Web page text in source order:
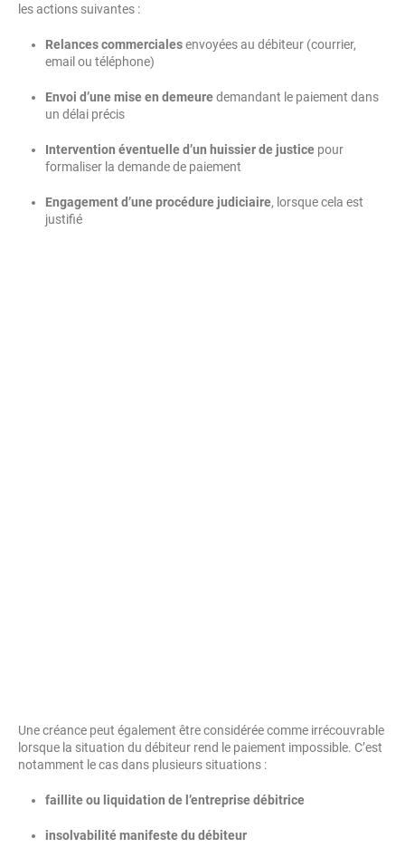
les actions suivantes :
Relances commercialesenvoyées au débiteur (courrier,
email ou téléphone)
Envoi d’une mise en demeuredemandant le paiement dans
un délai précis
Intervention éventuelle d’un huissier de justice pour
formaliser la demande de paiement
Engagement d’une procédure judiciaire, lorsque cela est
justifié
Une créance peut également être considérée comme irrécouvrable
lorsque la situation du débiteur rend le paiement impossible. C’est
notamment le cas dans plusieurs situations :
faillite ou liquidation de l’entreprise débitrice
insolvabilité manifeste du débiteur